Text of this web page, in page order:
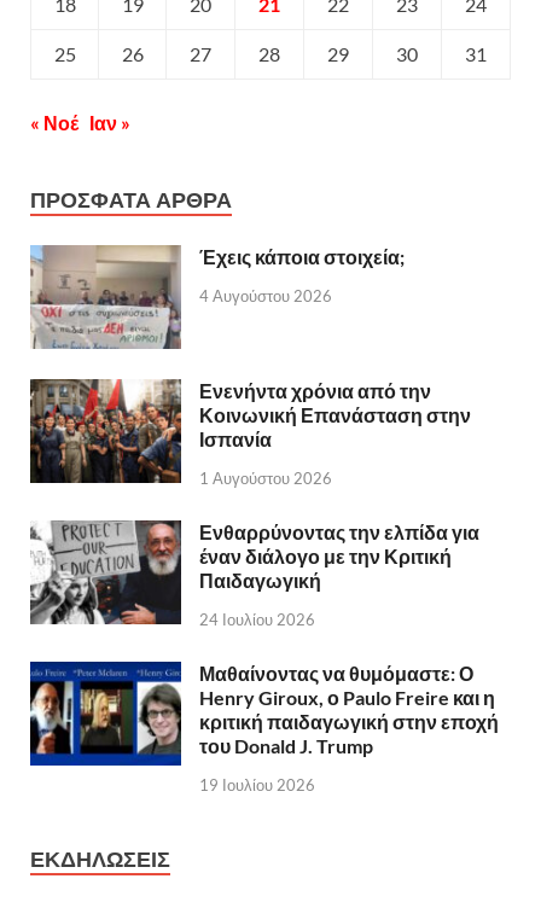
25 26 27 28 29 30 31
« Νοέ Ιαν »
ΠΡΟΣΦΑΤΑ ΑΡΘΡΑ
Έχεις κάποια στοιχεία;
4 Αυγούστου 2026
Ενενήντα χρόνια από την
Κοινωνική Επανάσταση στην
Ισπανία
1 Αυγούστου 2026
Ενθαρρύνοντας την ελπίδα για
έναν διάλογο με την Κριτική
Παιδαγωγική
24 Ιουλίου 2026
Μαθαίνοντας να θυμόμαστε: Ο
Henry Giroux, ο Paulo Freire και η
κριτική παιδαγωγική στην εποχή
του Donald J. Trump
19 Ιουλίου 2026
ΕΚΔΗΛΩΣΕΙΣ